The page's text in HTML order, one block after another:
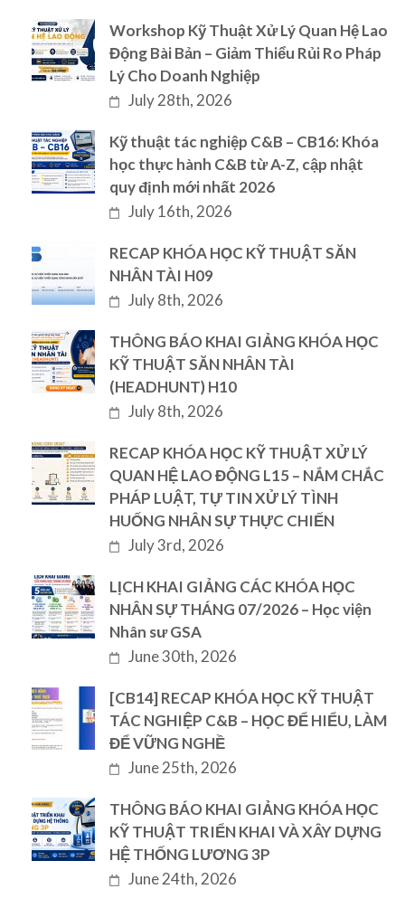
Workshop Kỹ Thuật Xử Lý Quan Hệ Lao
Động Bài Bản – Giảm Thiểu Rủi Ro Pháp
Lý Cho Doanh Nghiệp
July 28th, 2026
Kỹ thuật tác nghiệp C&B – CB16: Khóa
học thực hành C&B từ A-Z, cập nhật
quy định mới nhất 2026
July 16th, 2026
RECAP KHÓA HỌC KỸ THUẬT SĂN
NHÂN TÀI H09
July 8th, 2026
THÔNG BÁO KHAI GIẢNG KHÓA HỌC
KỸ THUẬT SĂN NHÂN TÀI
(HEADHUNT) H10
July 8th, 2026
RECAP KHÓA HỌC KỸ THUẬT XỬ LÝ
QUAN HỆ LAO ĐỘNG L15 – NẮM CHẮC
PHÁP LUẬT, TỰ TIN XỬ LÝ TÌNH
HUỐNG NHÂN SỰ THỰC CHIẾN
July 3rd, 2026
LỊCH KHAI GIẢNG CÁC KHÓA HỌC
NHÂN SỰ THÁNG 07/2026 – Học viện
Nhân sư GSA
June 30th, 2026
[CB14] RECAP KHÓA HỌC KỸ THUẬT
TÁC NGHIỆP C&B – HỌC ĐỂ HIỂU, LÀM
ĐỂ VỮNG NGHỀ
June 25th, 2026
THÔNG BÁO KHAI GIẢNG KHÓA HỌC
KỸ THUẬT TRIỂN KHAI VÀ XÂY DỰNG
HỆ THỐNG LƯƠNG 3P
June 24th, 2026